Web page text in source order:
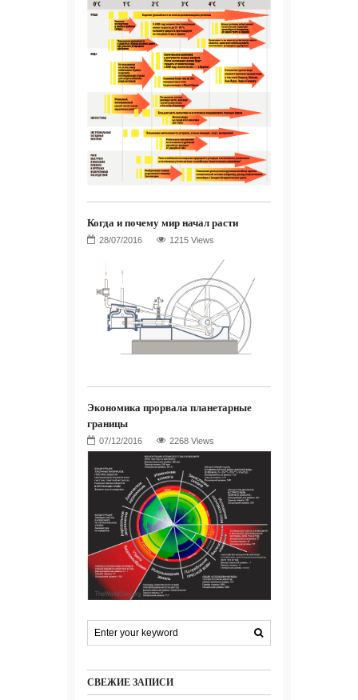
Когда и почему мир начал расти
1215 Views
Экономика прорвала планетарные
границы
2268 Views
СВЕЖИЕ ЗАПИСИ